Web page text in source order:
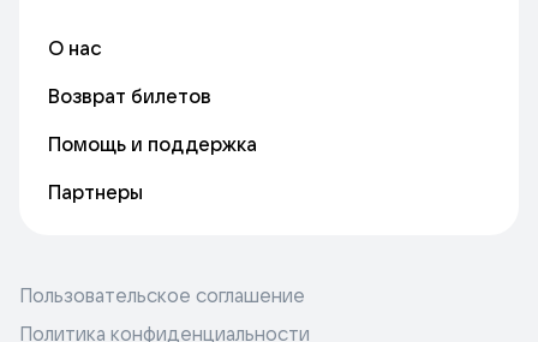
О нас
Возврат билетов
Помощь и поддержка
Партнеры
Пользовательское соглашение
Политика конфиденциальности